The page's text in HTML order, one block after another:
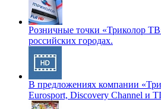
Розничные точки «Триколор
российских городах.
В предложениях компании
Eurosport, Discovery Channel и